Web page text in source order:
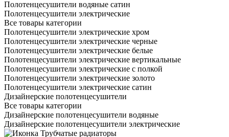
Полотенцесушители водяные сатин
Полотенцесушители электрические
Все товары категории
Полотенцесушители электрические хром
Полотенцесушители электрические черные
Полотенцесушители электрические белые
Полотенцесушители электрические вертикальные
Полотенцесушители электрические с полкой
Полотенцесушители электрические золото
Полотенцесушители электрические сатин
Дизайнерские полотенцесушители
Все товары категории
Дизайнерские полотенцесушители водяные
Дизайнерские полотенцесушители электрические